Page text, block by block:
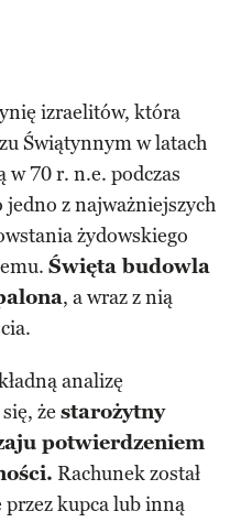
izraelitów, która
Świątynnym w latach
70 r. n.e. podczas
jedno z najważniejszych
żydowskiego
Święta budowla
, a wraz z nią
analizę
że starożytny
potwierdzeniem
Rachunek został
kupca lub inną